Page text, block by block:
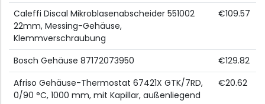
Caleffi Discal Mikroblasenabscheider 551002
22mm, Messing-Gehäuse,
Klemmverschraubung
€109.57
Bosch Gehäuse 87172073950
€129.82
Afriso Gehäuse-Thermostat 67421X GTK/7RD,
0/90 °C, 1000 mm, mit Kapillar, außenliegend
€20.62